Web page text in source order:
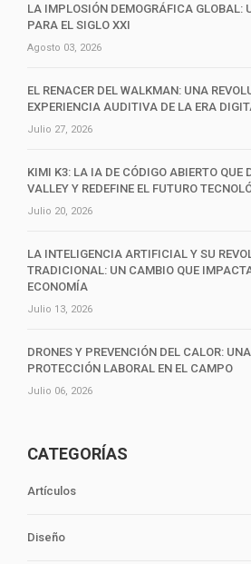
LA IMPLOSIÓN DEMOGRÁFICA GLOBAL:
PARA EL SIGLO XXI
Agosto 03, 2026
EL RENACER DEL WALKMAN: UNA
EXPERIENCIA AUDITIVA DE LA ERA
Julio 27, 2026
KIMI K3: LA IA DE CÓDIGO ABIERTO QUE
VALLEY Y REDEFINE EL FUTURO
Julio 20, 2026
LA INTELIGENCIA ARTIFICIAL Y SU
TRADICIONAL: UN CAMBIO QUE
ECONOMÍA
Julio 13, 2026
DRONES Y PREVENCIÓN DEL CALOR:
PROTECCIÓN LABORAL EN EL CAMPO
Julio 06, 2026
CATEGORÍAS
Artículos
Diseño